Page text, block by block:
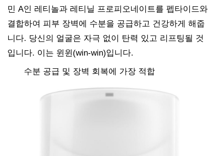
민 A인 레티놀과 레티닐 프로피오네이트를 펩타이드와
결합하여 피부 장벽에 수분을 공급하고 건강하게 해줍
니다. 당신의 얼굴은 자극 없이 탄력 있고 리프팅될 것
입니다. 이는 윈윈(win-win)입니다.
수분 공급 및 장벽 회복에 가장 적합